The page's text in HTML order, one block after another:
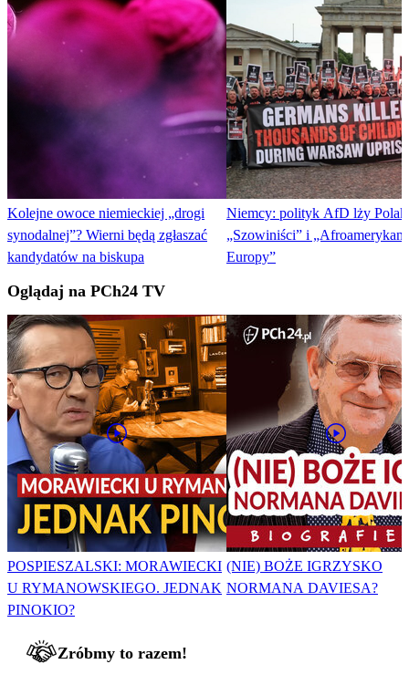
Kolejne owoce niemieckiej „drogi
synodalnej”? Wierni będą zgłaszać
kandydatów na biskupa
Niemcy: polityk AfD lży
„Szowiniści” i
Europy”
Oglądaj na PCh24 TV
POSPIESZALSKI: MORAWIECKI
U RYMANOWSKIEGO. JEDNAK
PINOKIO?
(NIE) BOŻE IGRZYSKO
NORMANA DAVIESA?
Zróbmy to razem!